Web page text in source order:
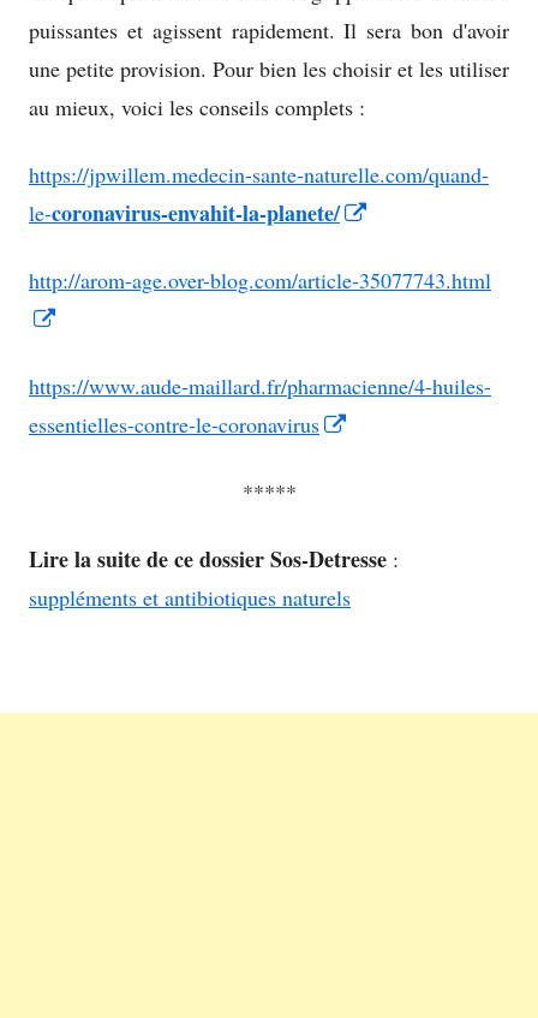
puissantes et agissent rapidement. Il sera bon d'avoir
une petite provision. Pour bien les choisir et les utiliser
au mieux, voici les conseils complets :
https://jpwillem.medecin-sante-naturelle.com/quand-
le-coronavirus-envahit-la-planete/
a
http://arom-age.over-blog.com/article-35077743.html
a
new
https://www.aude-maillard.fr/pharmacienne/4-huiles-
essentielles-contre-le-coronavirus
*****
Lire la suite de ce dossier Sos-Detresse :
suppléments et antibiotiques naturels